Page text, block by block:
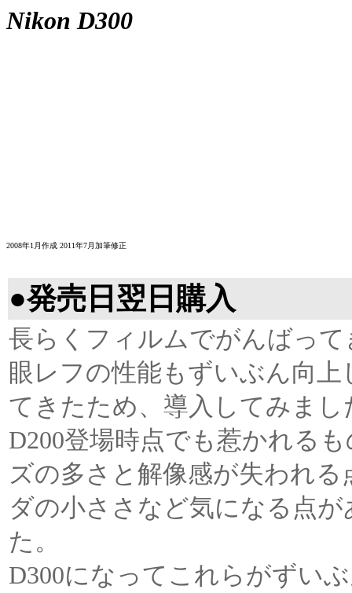
Nikon D300
2008年1月作成 2011年7月加筆修正
●発売日翌日購入
長らくフィルムでがんばっ
眼レフの性能もずいぶん向
てきたため、導入してみまし
D200登場時点でも惹かれる
ズの多さと解像感が失われ
ダの小ささなど気になる点
た。
D300になってこれらがずい